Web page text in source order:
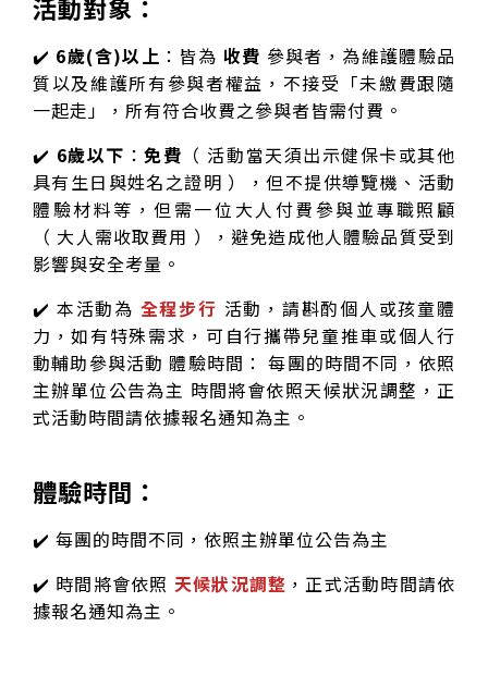
活動對象：
✔️ 6歲(含)以上 ：皆為 收費 參與者，為維護體驗品
質以及維護所有參與者權益，不接受「未繳費跟隨
一起走」，所有符合收費之參與者皆需付費。
✔️ 6歲以下 ：免費 （ 活動當天須出示健保卡或其他
具有生日與姓名之證明 ），但不提供導覽機、活動
體驗材料等，但需一位大人付費參與並專職照顧
（ 大人需收取費用 ），避免造成他人體驗品質受到
影響與安全考量。
✔️ 本活動為 全程步行 活動，請斟酌個人或孩童體
力，如有特殊需求，可自行攜帶兒童推車或個人行
動輔助參與活動 體驗時間： 每團的時間不同，依照
主辦單位公告為主 時間將會依照天候狀況調整，正
式活動時間請依據報名通知為主。
體驗時間：
✔️ 每團的時間不同，依照主辦單位公告為主
✔️ 時間將會依照 天候狀況調整 ，正式活動時間請依
據報名通知為主。